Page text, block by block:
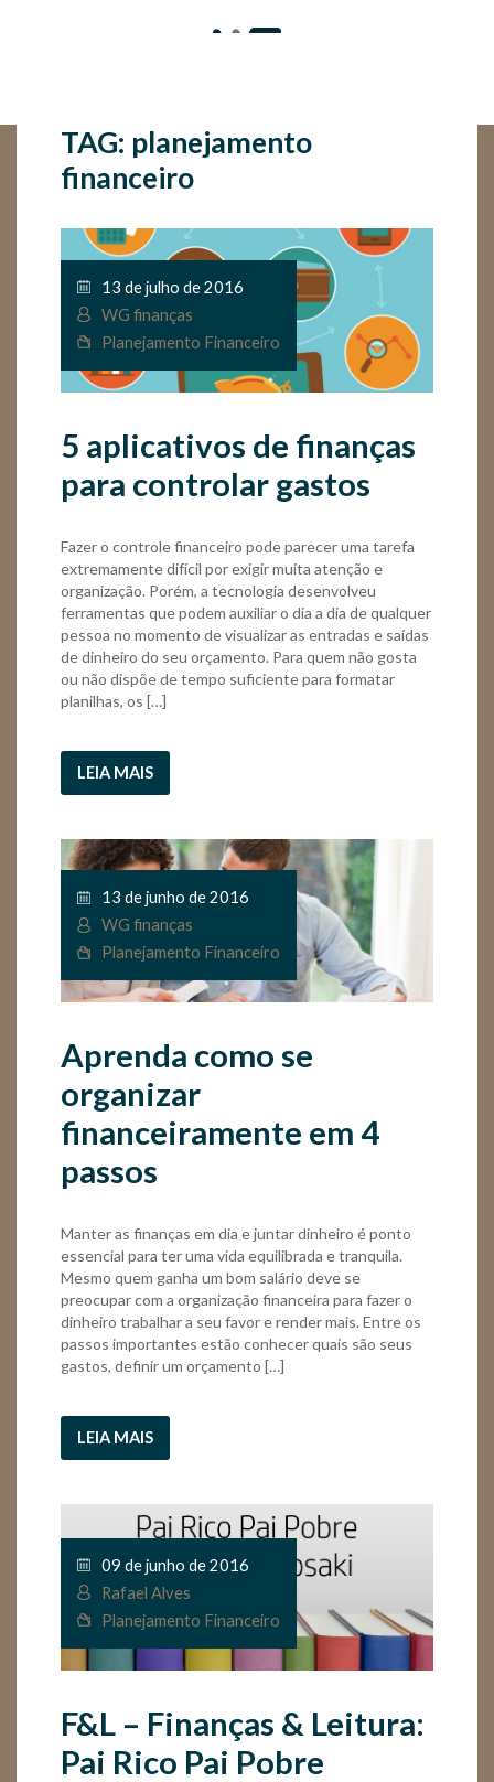
TAG: planejamento
financeiro
13 de julho de 2016
WG finanças
Planejamento Financeiro
5 aplicativos de finanças
para controlar gastos
Fazer o controle financeiro pode parecer uma tarefa
extremamente difícil por exigir muita atenção e
organização. Porém, a tecnologia desenvolveu
ferramentas que podem auxiliar o dia a dia de qualquer
pessoa no momento de visualizar as entradas e saídas
de dinheiro do seu orçamento. Para quem não gosta
ou não dispõe de tempo suficiente para formatar
planilhas, os […]
LEIA MAIS
13 de junho de 2016
WG finanças
Planejamento Financeiro
Aprenda como se
organizar
financeiramente em 4
passos
Manter as finanças em dia e juntar dinheiro é ponto
essencial para ter uma vida equilibrada e tranquila.
Mesmo quem ganha um bom salário deve se
preocupar com a organização financeira para fazer o
dinheiro trabalhar a seu favor e render mais. Entre os
passos importantes estão conhecer quais são seus
gastos, definir um orçamento […]
LEIA MAIS
09 de junho de 2016
Rafael Alves
Planejamento Financeiro
F&L – Finanças & Leitura:
Pai Rico Pai Pobre